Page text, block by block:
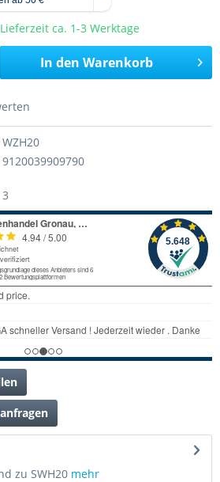
ca. 1-3 Werktage
In den Warenkorb
WZH20
9120039909790
3
zu SWH20 mehr